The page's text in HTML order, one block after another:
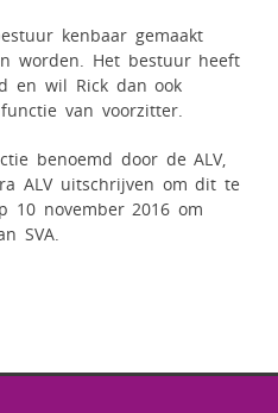
kenbaar gemaakt
worden. Het bestuur heeft
en wil Rick dan ook
van voorzitter.
benoemd door de ALV,
ALV uitschrijven om dit te
10 november 2016 om
SVA.